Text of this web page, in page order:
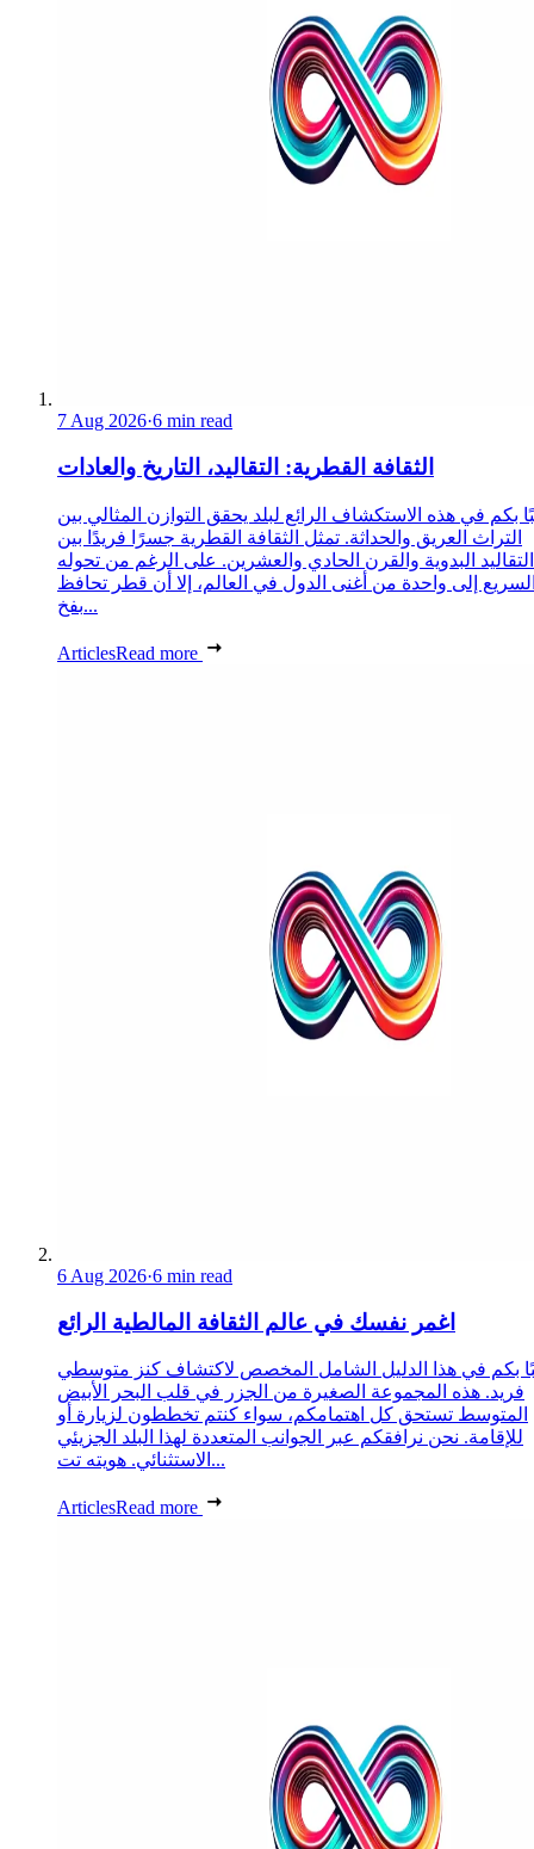
7 Aug 2026·6 min read
الثقافة القطرية: التقاليد، التاريخ والعادات
بكم في هذه الاستكشاف الرائع لبلد يحقق التوازن المثالي بين
التراث العريق والحداثة. تمثل الثقافة القطرية جسرًا فريدًا بين
التقاليد البدوية والقرن الحادي والعشرين. على الرغم من تحوله
إلى واحدة من أغنى الدول في العالم، إلا أن قطر تحافظ
بفخ...
ArticlesRead more
6 Aug 2026·6 min read
اغمر نفسك في عالم الثقافة المالطية الرائع
بكم في هذا الدليل الشامل المخصص لاكتشاف كنز متوسطي
فريد. هذه المجموعة الصغيرة من الجزر في قلب البحر الأبيض
المتوسط تستحق كل اهتمامكم، سواء كنتم تخططون لزيارة أو
للإقامة. نحن نرافقكم عبر الجوانب المتعددة لهذا البلد الجزيئي
الاستثنائي. هويته تت...
ArticlesRead more